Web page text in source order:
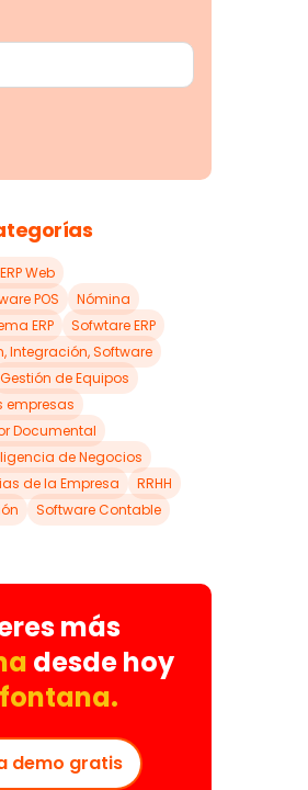
Web
POS
Nómina
ERP
Sofwtare ERP
Integración, Software
Gestión de Equipos
empresas
Documental
de Negocios
de la Empresa
RRHH
Software Contable
más
desde hoy
demo gratis